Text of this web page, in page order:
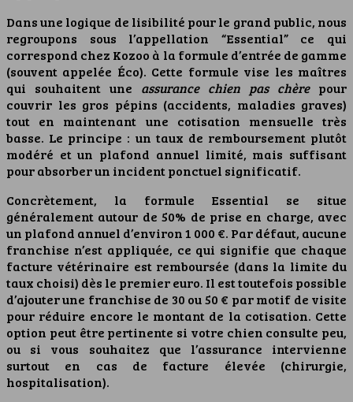
Dans une logique de lisibilité pour le grand public, nous
regroupons sous l’appellation “Essential” ce qui
correspond chez Kozoo à la formule d’entrée de gamme
(souvent appelée Éco). Cette formule vise les maîtres
qui souhaitent une assurance chien pas chèrepour
couvrir les gros pépins (accidents, maladies graves)
tout en maintenant une cotisation mensuelle très
basse. Le principe : un taux de remboursement plutôt
modéré et un plafond annuel limité, mais suffisant
pour absorber un incident ponctuel significatif.
Concrètement, la formule Essential se situe
généralement autour de 50% de prise en charge, avec
un plafond annuel d’environ 1 000 €. Par défaut, aucune
franchise n’est appliquée, ce qui signifie que chaque
facture vétérinaire est remboursée (dans la limite du
taux choisi) dès le premier euro. Il est toutefois possible
d’ajouter une franchise de 30 ou 50 € par motif de visite
pour réduire encore le montant de la cotisation. Cette
option peut être pertinente si votre chien consulte peu,
ou si vous souhaitez que l’assurance intervienne
surtout en cas de facture élevée (chirurgie,
hospitalisation).